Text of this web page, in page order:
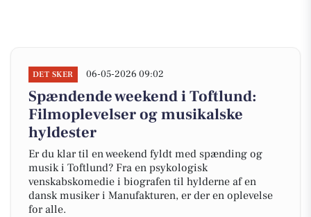
DET SKER 06-05-2026 09:02
Spændende weekend i Toftlund:
Filmoplevelser og musikalske
hyldester
Er du klar til en weekend fyldt med spænding og
musik i Toftlund? Fra en psykologisk
venskabskomedie i biografen til hylderne af en
dansk musiker i Manufakturen, er der en oplevelse
for alle.